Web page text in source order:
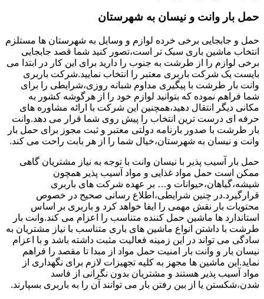
حمل بار وانت و نیسان به شهرستان
حمل و جابجایی برخی خرده لوازم و وسایل به شهرستان ها مستلزم
انتخاب ماشین باری سبک تر است،تصور کنید شما قصد جابجایی
برخی لوازم را از طرشت به جنوب را دارید برای این کار در ابتدا می
بایست یک شرکت باربری معتبر را انتخاب نمایید.شرکت باربری
وانت بار طرشت با پیگیری مداوم شبانه روزی،شرایطی را برای
شما فراهم نموده که بتوانید لوازم خود را از هرگوشه کشور به
مکانی دیگر انتقال دهید،همچنین این شرکت با ارائه مشاوره های
حرفه ای درست ترین انتخاب را پیش روی شما قرار می دهد.وانت
بار طرشت با صدور بارنامه دولتی معتبر و ثبت مجوز برای حمل بار
وانت و نیسان به شهرستان،خیال شما را از هر بابت راحت می کند.
حمل بار آسیب پذیر با نیسان وانت با توجه به نیاز مشتریان گاهی
ممکن است حمل مواد غذایی و مواد آسیب پذیر همچون
شیشه،گیاهان،حیوانات و… بر عهده شرکت های باربری
قرارگیرد.در چنین شرایطی،اطلاع رسانی صحیح در خصوص
محتویات بار نقش مهمی را ایفا خواهد کرد و باربری بر اساس
استاندارد ها ماشین حمل کننده متناسب را اعزام می کند.وانت بار
طرشت با داشتن انواع ماشین های باری متناسب با نیاز مشتریان به
سادگی می تواند در این زمینه فعالیت مثبت داشته باشد و با اعزام
نیسان بار و وانت بار امنیت حمل مواد از مبدا تا مقصد را فراهم
نماید.این ماشین ها مجهز به کلیه تجهیزات لازم برای نگهداری از
مواد آسیب پذیر هستند و مشتریان بدون نگرانی از فاسد
شدن،شکستن یا از بین رفتن بار می توانند آن را به باربری بسپارند.